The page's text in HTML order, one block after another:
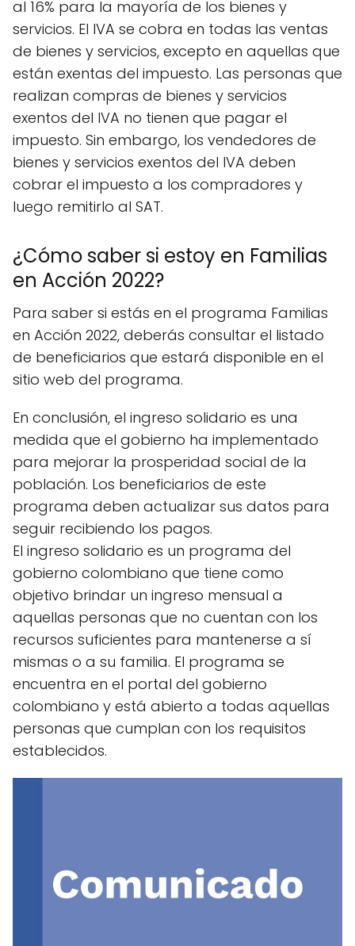
al 16% para la mayoría de los bienes y
servicios. El IVA se cobra en todas las ventas
de bienes y servicios, excepto en aquellas que
están exentas del impuesto. Las personas que
realizan compras de bienes y servicios
exentos del IVA no tienen que pagar el
impuesto. Sin embargo, los vendedores de
bienes y servicios exentos del IVA deben
cobrar el impuesto a los compradores y
luego remitirlo al SAT.
¿Cómo saber si estoy en Familias
en Acción 2022?
Para saber si estás en el programa Familias
en Acción 2022, deberás consultar el listado
de beneficiarios que estará disponible en el
sitio web del programa.
En conclusión, el ingreso solidario es una
medida que el gobierno ha implementado
para mejorar la prosperidad social de la
población. Los beneficiarios de este
programa deben actualizar sus datos para
seguir recibiendo los pagos.
El ingreso solidario es un programa del
gobierno colombiano que tiene como
objetivo brindar un ingreso mensual a
aquellas personas que no cuentan con los
recursos suficientes para mantenerse a sí
mismas o a su familia. El programa se
encuentra en el portal del gobierno
colombiano y está abierto a todas aquellas
personas que cumplan con los requisitos
establecidos.